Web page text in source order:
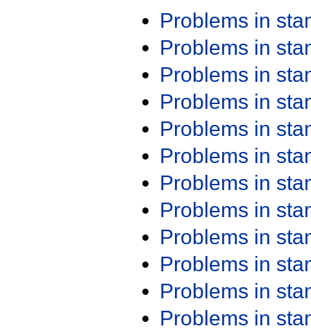
Problems in
Problems in
Problems in
Problems in
Problems in
Problems in
Problems in
Problems in
Problems in
Problems in
Problems in
Problems in